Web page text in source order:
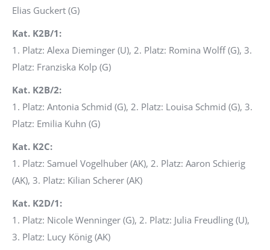
Elias Guckert (G)
Kat. K2B/1:
1. Platz: Alexa Dieminger (U), 2. Platz: Romina Wolff (G), 3.
Platz: Franziska Kolp (G)
Kat. K2B/2:
1. Platz: Antonia Schmid (G), 2. Platz: Louisa Schmid (G), 3.
Platz: Emilia Kuhn (G)
Kat. K2C:
1. Platz: Samuel Vogelhuber (AK), 2. Platz: Aaron Schierig
(AK), 3. Platz: Kilian Scherer (AK)
Kat. K2D/1:
1. Platz: Nicole Wenninger (G), 2. Platz: Julia Freudling (U),
3. Platz: Lucy König (AK)